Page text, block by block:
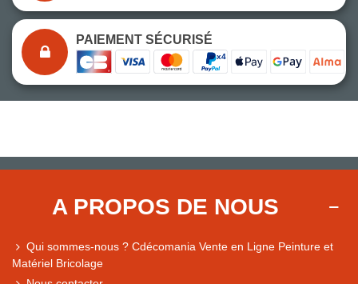
PAIEMENT SÉCURISÉ
A PROPOS DE NOUS
Qui sommes-nous ? Cdécomania Vente en Ligne Peinture et
Matériel Bricolage